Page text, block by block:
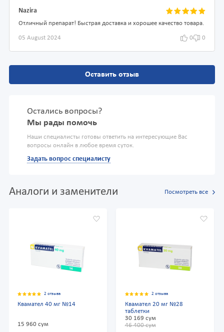
Nazira
Отличный препарат! Быстрая доставка и хорошее качество товара.
05 August 2024 0 0
Оставить отзыв
Остались вопросы?
Мы рады помочь
Наши специалисты готовы ответить на интересующие Вас
вопросы онлайн в любое время суток.
Задать вопрос специалисту
Аналоги и заменители Посмотреть все
2 отзыва
Квамател 40 мг №14
15 960 сум
2 отзыва
Квамател 20 мг №28
таблетки
30 169 сум
46 400 сум